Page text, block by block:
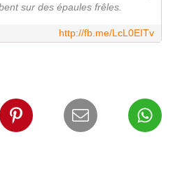
sur des épaules frêles.
http://fb.me/LcL0EITv